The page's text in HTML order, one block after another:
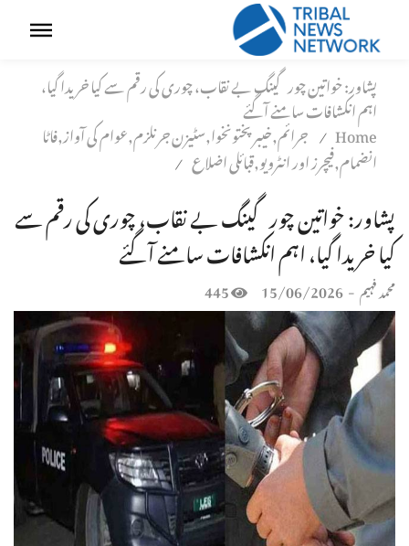
پشاور: خواتین چور گینگ بے نقاب، چوری کی رقم سے کیا خریدا گیا،
اہم انکشافات سامنے آگئے
Home
/ جرائم,خیبر پختونخوا,سٹیزن جرنلزم,عوام کی آواز,فاٹا
انضمام,فیچرز اور انٹرویو,قبائلی اضلاع /
پشاور: خواتین چور گینگ بے نقاب، چوری کی رقم سے
کیا خریدا گیا، اہم انکشافات سامنے آگئے
محمد فہیم -
15/06/2026